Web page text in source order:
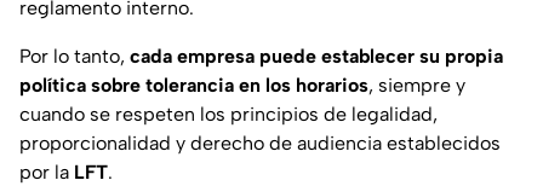
reglamento interno.
Por lo tanto, cada empresa puede establecer su propia
política sobre tolerancia en los horarios, siempre y
cuando se respeten los principios de legalidad,
proporcionalidad y derecho de audiencia establecidos
por la LFT.